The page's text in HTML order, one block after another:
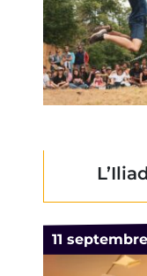
Le
11 septembre